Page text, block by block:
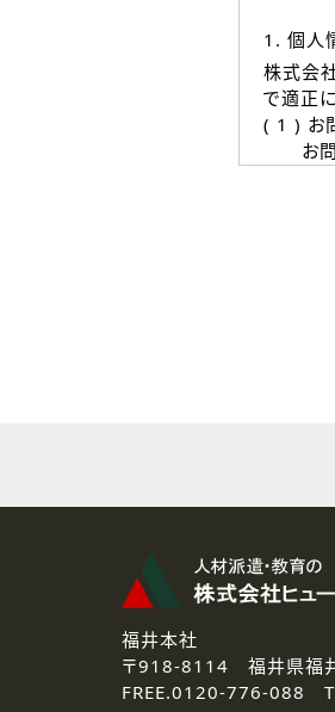
1. 個人
株式会
で適正
( 1 ) お
お問
本登
なお、
3.個人
弊社の
4.個人
ご提供
福井本社
〒918-8114 福井県福
FREE.0120-776-088